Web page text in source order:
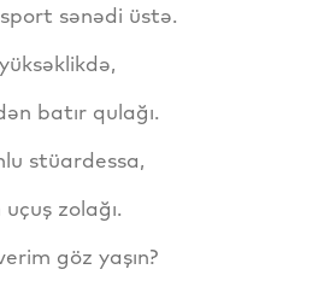
sənədi üstə.
batır qulağı.
stüardessa,
zolağı.
göz yaşın?